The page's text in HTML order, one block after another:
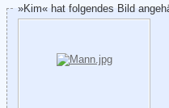
»Kim« hat folgendes Bild